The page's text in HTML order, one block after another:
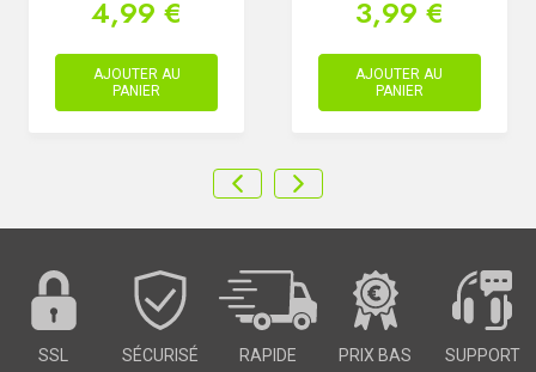
4,99 €
AJOUTER AU
PANIER
3,99 €
AJOUTER AU
PANIER
SSL SÉCURISÉ RAPIDE PRIX BAS SUPPORT